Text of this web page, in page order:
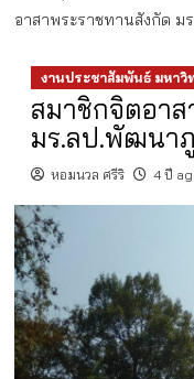
อาสาพระราชทานสังกัด
งานประชาสัมพันธ์ มหาวิ
สมาชิกจิตอา
มร.ลป.พัฒนา
หอมนวล ศรีริ 4 ปี